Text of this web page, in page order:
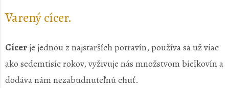
Varený cícer.
Cícer je jednou z najstarších potravín, používa sa už viac
ako sedemtisíc rokov, vyživuje nás množstvom bielkovín a
dodáva nám nezabudnuteľnú chuť.